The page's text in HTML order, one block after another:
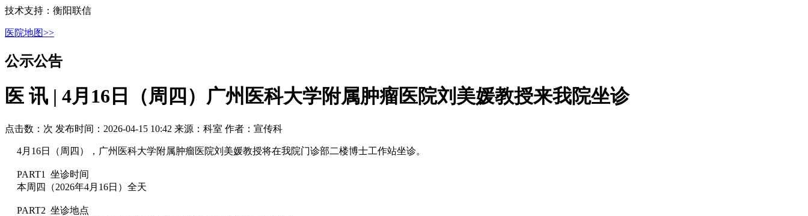
技术支持：衡阳联信
医院地图>>
公示公告
医 讯 | 4月16日（周四）广州医科大学附属肿瘤医院刘美媛教授来我院坐诊
点击数： 次 发布时间：2026-04-15 10:42 来源：科室 作者：宣传科
4月16日（周四），广州医科大学附属肿瘤医院刘美媛教授将在我院门诊部二楼博士工作站坐诊。
PART1 坐诊时间
本周四（2026年4月16日）全天
PART2 坐诊地点